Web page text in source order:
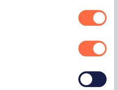
gepersonaliseerde
Je kunt je op elk